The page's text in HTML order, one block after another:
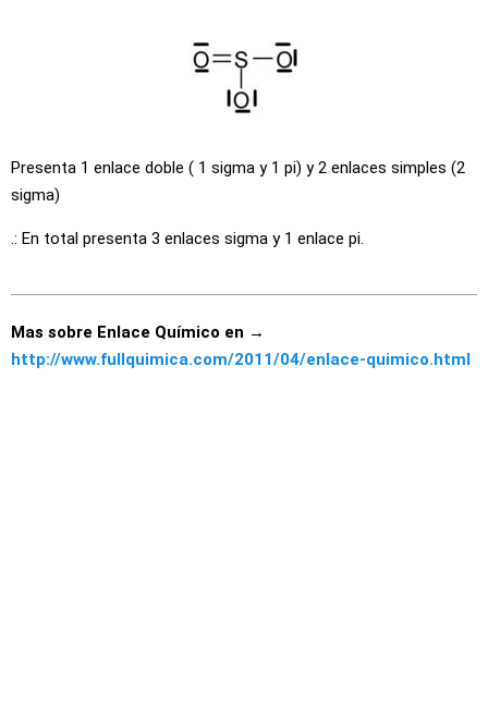
Presenta 1 enlace doble ( 1 sigma y 1 pi) y 2 enlaces simples (2
sigma)
.: En total presenta 3 enlaces sigma y 1 enlace pi.
Mas sobre Enlace Químico en →
http://www.fullquimica.com/2011/04/enlace-quimico.html